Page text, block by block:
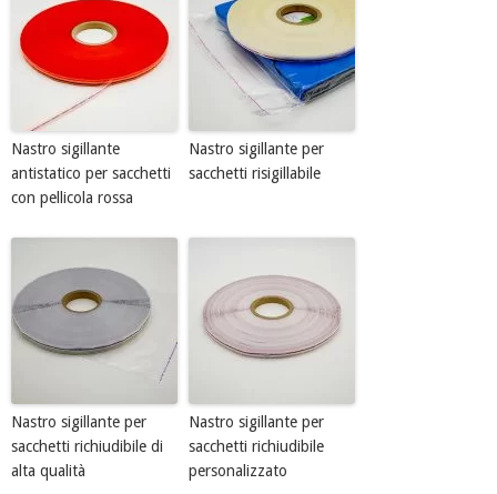
Nastro sigillante
antistatico per sacchetti
con pellicola rossa
Nastro sigillante per
sacchetti risigillabile
Nastro sigillante per
sacchetti richiudibile di
alta qualità
Nastro sigillante per
sacchetti richiudibile
personalizzato